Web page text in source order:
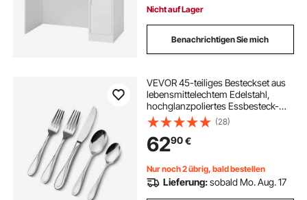
Nicht auf Lager
Benachrichtigen Sie mich
VEVOR 45-teiliges Besteckset aus
lebensmittelechtem Edelstahl,
hochglanzpoliertes Essbesteck-
Set, spülmaschinenfestes
Essgeschirr für die Küche, Service
für 8 Personen, inkl. Messer Gabel
Löffel
(28)
6290€
Nur noch 2 übrig, bald bestellen
Lieferung:sobald Mo. Aug. 17